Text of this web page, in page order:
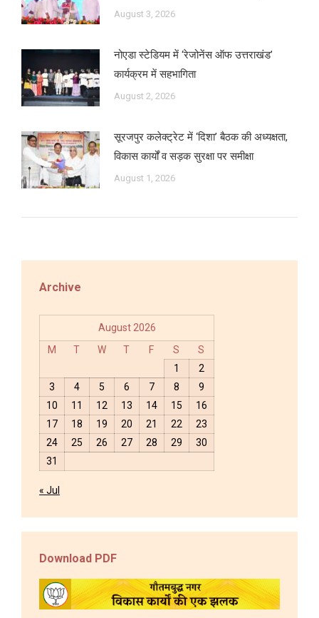
August 3, 2026
नोएडा स्टेडियम में ‘रेजोनेंस ऑफ उत्तराखंड’
कार्यक्रम में सहभागिता
August 2, 2026
सूरजपुर कलेक्ट्रेट में ‘दिशा’ बैठक की अध्यक्षता,
विकास कार्यों व सड़क सुरक्षा पर समीक्षा
August 1, 2026
Archive
August 2026
M
T W T F S
S
1
2
3
4 5 6 7 8
9
10
11 12 13 14 15
16
17
18 19 20 21 22
23
24
25 26 27 28 29
30
31
« Jul
Download PDF